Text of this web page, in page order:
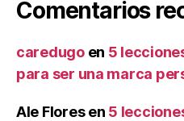
Comentarios
caredugoen 5
para ser una marca
Ale Floresen 5